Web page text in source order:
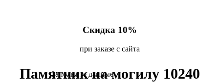
Скидка 10%
при заказе с сайта
Памятник на могилу 10240
Заполните данные